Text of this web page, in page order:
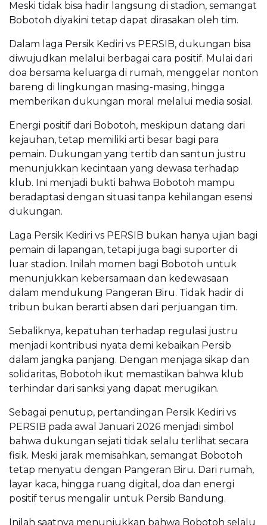
Meski tidak bisa hadir langsung di stadion, semangat
Bobotoh diyakini tetap dapat dirasakan oleh tim.
Dalam laga Persik Kediri vs PERSIB, dukungan bisa
diwujudkan melalui berbagai cara positif. Mulai dari
doa bersama keluarga di rumah, menggelar nonton
bareng di lingkungan masing-masing, hingga
memberikan dukungan moral melalui media sosial.
Energi positif dari Bobotoh, meskipun datang dari
kejauhan, tetap memiliki arti besar bagi para
pemain. Dukungan yang tertib dan santun justru
menunjukkan kecintaan yang dewasa terhadap
klub. Ini menjadi bukti bahwa Bobotoh mampu
beradaptasi dengan situasi tanpa kehilangan esensi
dukungan.
Laga Persik Kediri vs PERSIB bukan hanya ujian bagi
pemain di lapangan, tetapi juga bagi suporter di
luar stadion. Inilah momen bagi Bobotoh untuk
menunjukkan kebersamaan dan kedewasaan
dalam mendukung Pangeran Biru. Tidak hadir di
tribun bukan berarti absen dari perjuangan tim.
Sebaliknya, kepatuhan terhadap regulasi justru
menjadi kontribusi nyata demi kebaikan Persib
dalam jangka panjang. Dengan menjaga sikap dan
solidaritas, Bobotoh ikut memastikan bahwa klub
terhindar dari sanksi yang dapat merugikan.
Sebagai penutup, pertandingan Persik Kediri vs
PERSIB pada awal Januari 2026 menjadi simbol
bahwa dukungan sejati tidak selalu terlihat secara
fisik. Meski jarak memisahkan, semangat Bobotoh
tetap menyatu dengan Pangeran Biru. Dari rumah,
layar kaca, hingga ruang digital, doa dan energi
positif terus mengalir untuk Persib Bandung.
Inilah saatnya menunjukkan bahwa Bobotoh selalu